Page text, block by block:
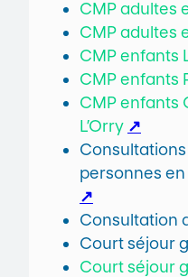
CMP adultes
CMP adultes
CMP enfants
CMP enfants
CMP enfants
L’Orry ↗
personnes
↗
Consultation
Court séjour
Court séjour